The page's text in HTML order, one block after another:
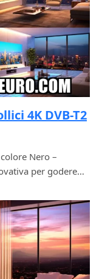
4K DVB-T2
Nero –
per godere…